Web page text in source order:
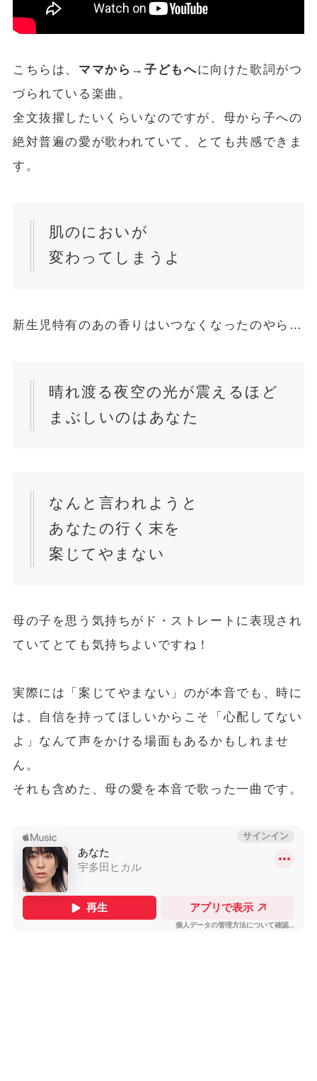
こちらは、 ママから→子どもへに向けた歌詞がつ
づられている楽曲。
全文抜擢したいくらいなのですが、母から子への
絶対普遍の愛が歌われていて、とても共感できま
す。
肌のにおいが
変わってしまうよ
新生児特有のあの香りはいつなくなったのやら…
晴れ渡る夜空の光が震えるほど
まぶしいのはあなた
なんと言われようと
あなたの行く末を
案じてやまない
母の子を思う気持ちがド・ストレートに表現され
ていてとても気持ちよいですね！
実際には「案じてやまない」のが本音でも、時に
は、自信を持ってほしいからこそ「心配してない
よ」なんて声をかける場面もあるかもしれませ
ん。
それも含めた、母の愛を本音で歌った一曲です。